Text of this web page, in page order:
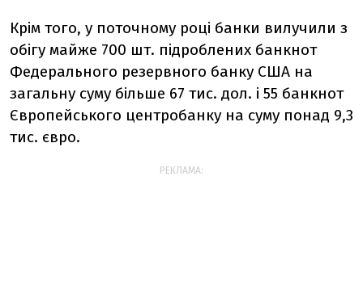
Крім того, у поточному році банки вилучили з
обігу майже 700 шт. підроблених банкнот
Федерального резервного банку США на
загальну суму більше 67 тис. дол. і 55 банкнот
Європейського центробанку на суму понад 9,3
тис. євро.
РЕКЛАМА: